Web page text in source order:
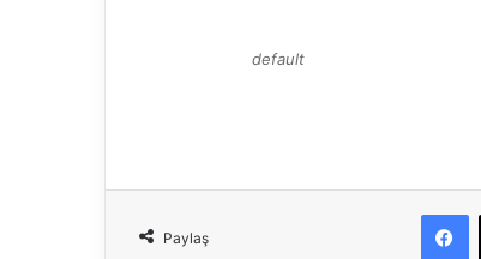
default
Paylaş